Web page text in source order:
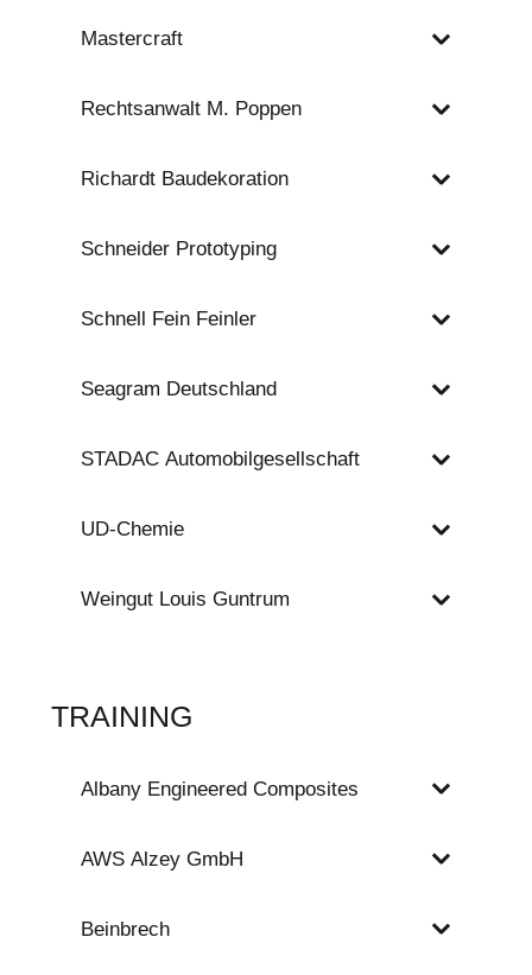
Mastercraft
Rechtsanwalt M. Poppen
Richardt Baudekoration
Schneider Prototyping
Schnell Fein Feinler
Seagram Deutschland
STADAC Automobilgesellschaft
UD-Chemie
Weingut Louis Guntrum
TRAINING
Albany Engineered Composites
AWS Alzey GmbH
Beinbrech